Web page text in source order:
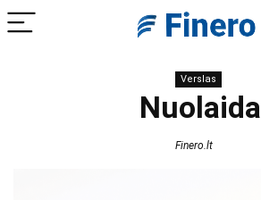
Verslas
Nuolaida
Finero.lt